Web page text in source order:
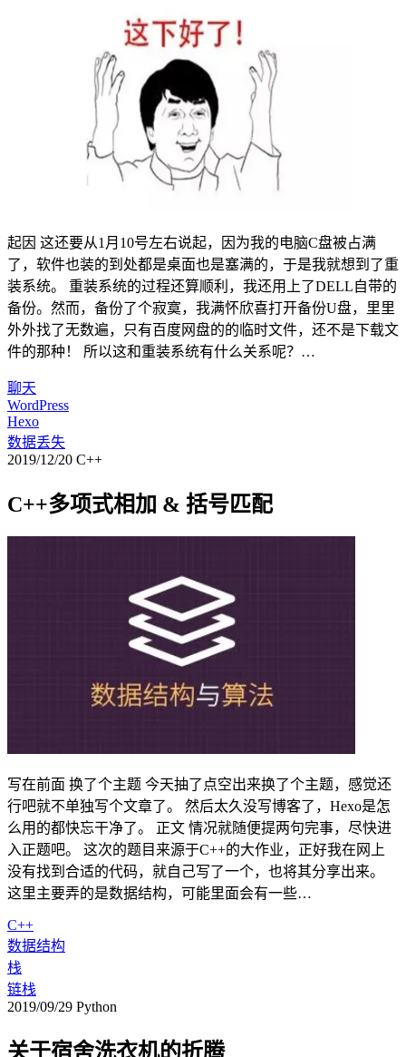
起因 这还要从1月10号左右说起，因为我的电脑C盘被占满
了，软件也装的到处都是桌面也是塞满的，于是我就想到了重
装系统。 重装系统的过程还算顺利，我还用上了DELL自带的
备份。然而，备份了个寂寞，我满怀欣喜打开备份U盘，里里
外外找了无数遍，只有百度网盘的的临时文件，还不是下载文
件的那种！ 所以这和重装系统有什么关系呢？…
聊天
WordPress
Hexo
数据丢失
2019/12/20 C++
C++多项式相加 & 括号匹配
写在前面 换了个主题 今天抽了点空出来换了个主题，感觉还
行吧就不单独写个文章了。 然后太久没写博客了，Hexo是怎
么用的都快忘干净了。 正文 情况就随便提两句完事，尽快进
入正题吧。 这次的题目来源于C++的大作业，正好我在网上
没有找到合适的代码，就自己写了一个，也将其分享出来。
这里主要弄的是数据结构，可能里面会有一些…
C++
数据结构
栈
链栈
2019/09/29 Python
关于宿舍洗衣机的折腾